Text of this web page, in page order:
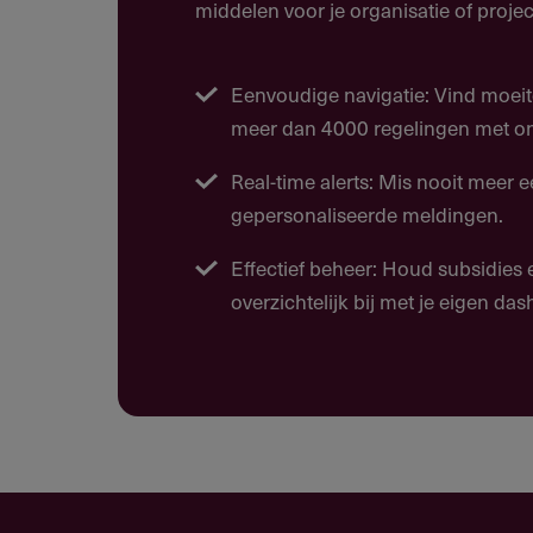
Begeleiding van het
Communicatie en
Open Access
Doelgroep
Wie kan deze subsidie
gehandicapten.
middelen voor je organisatie of
Eenvoudige navigatie: Vind
meer dan 4000 regelingen met
Real-time alerts: Mis nooit meer
gepersonaliseerde meldingen.
Effectief beheer: Houd subsidies
overzichtelijk bij met je eigen